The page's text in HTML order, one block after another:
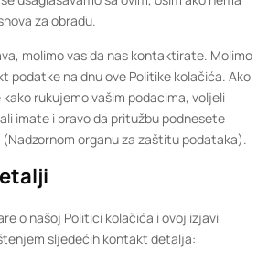
za obradu.
molimo vas da nas kontaktirate. Molimo
podatke na dnu ove Politike kolačića. Ako
rukujemo vašim podacima, voljeli
imate i pravo da pritužbu podnesete
organu za zaštitu podataka).
o našoj Politici kolačića i ovoj izjavi
sljedećih kontakt detalja: